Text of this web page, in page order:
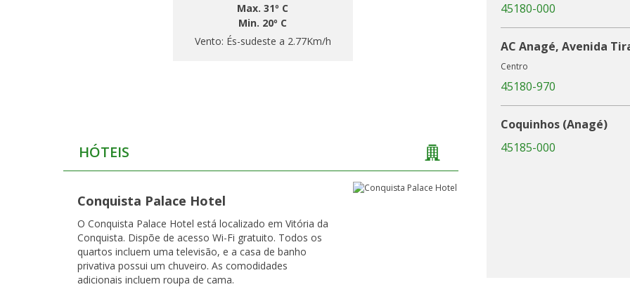
Max. 31º C
Min. 20º C
Vento: És-sudeste a 2.77Km/h
HÓTEIS
Conquista Palace Hotel
O Conquista Palace Hotel está localizado em Vitória da
Conquista. Dispõe de acesso Wi-Fi gratuito. Todos os
quartos incluem uma televisão, e a casa de banho
privativa possui um chuveiro. As comodidades
adicionais incluem roupa de cama.
45180-000
AC Anagé, Avenida
Centro
45180-970
Coquinhos (Anagé)
45185-000